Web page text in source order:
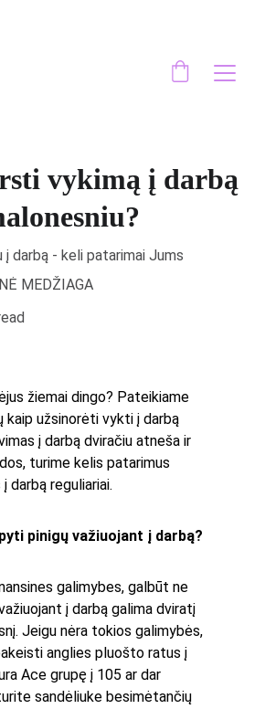
vykimą į darbą
į darbą - keli patarimai Jums
MEDŽIAGA
žiemai dingo? Pateikiame
kaip užsinorėti vykti į darbą
į darbą dviračiu atneša ir
turime kelis patarimus
darbą reguliariai.
pinigų važiuojant į darbą?
galimybes, galbūt ne
į darbą galima dviratį
Jeigu nėra tokios galimybės,
anglies pluošto ratus į
Ace grupę į 105 ar dar
sandėliuke besimėtančių